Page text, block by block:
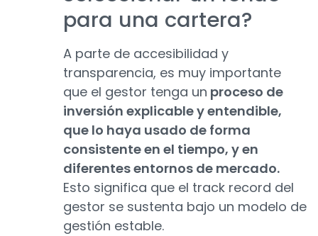
para una cartera?
A parte de accesibilidad y
transparencia, es muy importante
que el gestor tenga un proceso de
inversión explicable y entendible,
que lo haya usado de forma
consistente en el tiempo, y en
diferentes entornos de mercado.
Esto significa que el track record del
gestor se sustenta bajo un modelo de
gestión estable.